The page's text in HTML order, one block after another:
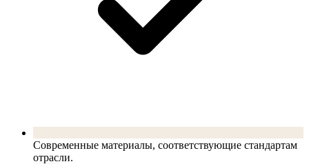
Современные материалы, соответствующие стандартам
отрасли.